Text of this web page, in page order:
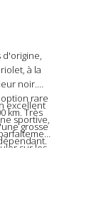
d'origine,
à la
noir.
rare
km. Très
grosse
excellent
sportive,
sur les
échappe